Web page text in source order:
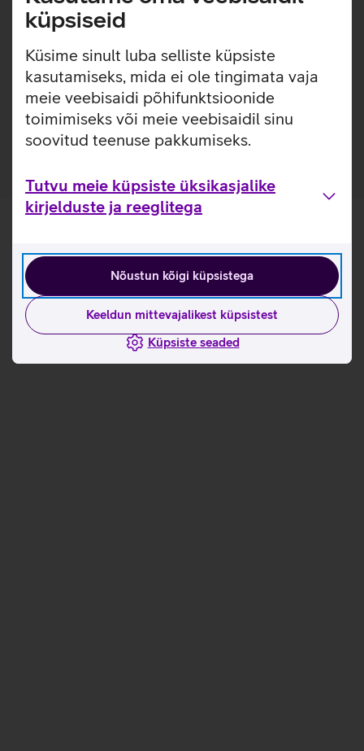
küpsiseid
Küsime sinult luba selliste küpsiste
kasutamiseks, mida ei ole tingimata vaja
meie veebisaidi põhifunktsioonide
toimimiseks või meie veebisaidil sinu
soovitud teenuse pakkumiseks.
Tutvu meie küpsiste üksikasjalike
kirjelduste ja reeglitega
Nõustun kõigi küpsistega
Keeldun mittevajalikest küpsistest
Küpsiste seaded
kriimustuste vastu, ilma et see kahjustaks seadme
spetsiaalse kihiga, mis vähendab sõrmejälgede tekkimist
klaasile.
Pakendis on kaasas raam, mis teeb koduse kaitseklaasi
paigalduse mugavamaks.